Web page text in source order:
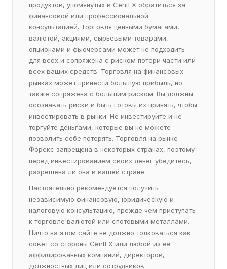
продуктов, упомянутых в CentFX обратиться за
финансовой или профессиональной
консультацией. Торговля ценными бумагами,
валютой, акциями, сырьевыми товарами,
опционами и фьючерсами может не подходить
для всех и сопряжена с риском потери части или
всех ваших средств. Торговля на финансовых
рынках может принести большую прибыль, но
также сопряжена с большим риском. Вы должны
осознавать риски и быть готовы их принять, чтобы
инвестировать в рынки. Не инвестируйте и не
торгуйте деньгами, которые вы не можете
позволить себе потерять. Торговля на рынке
Форекс запрещена в некоторых странах, поэтому
перед инвестированием своих денег убедитесь,
разрешена ли она в вашей стране.
Настоятельно рекомендуется получить
независимую финансовую, юридическую и
налоговую консультацию, прежде чем приступать
к торговле валютой или спотовыми металлами.
Ничто на этом сайте не должно толковаться как
совет со стороны CentFX или любой из ее
аффилированных компаний, директоров,
должностных лиц или сотрудников.